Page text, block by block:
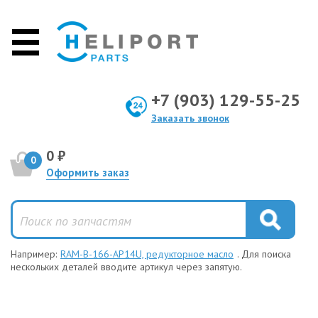
+7 (903) 129-55-25
Заказать звонок
0 0 ₽
Оформить заказ
Например: RAM-B-166-AP14U, редукторное масло . Для поиска
нескольких деталей вводите артикул через запятую.